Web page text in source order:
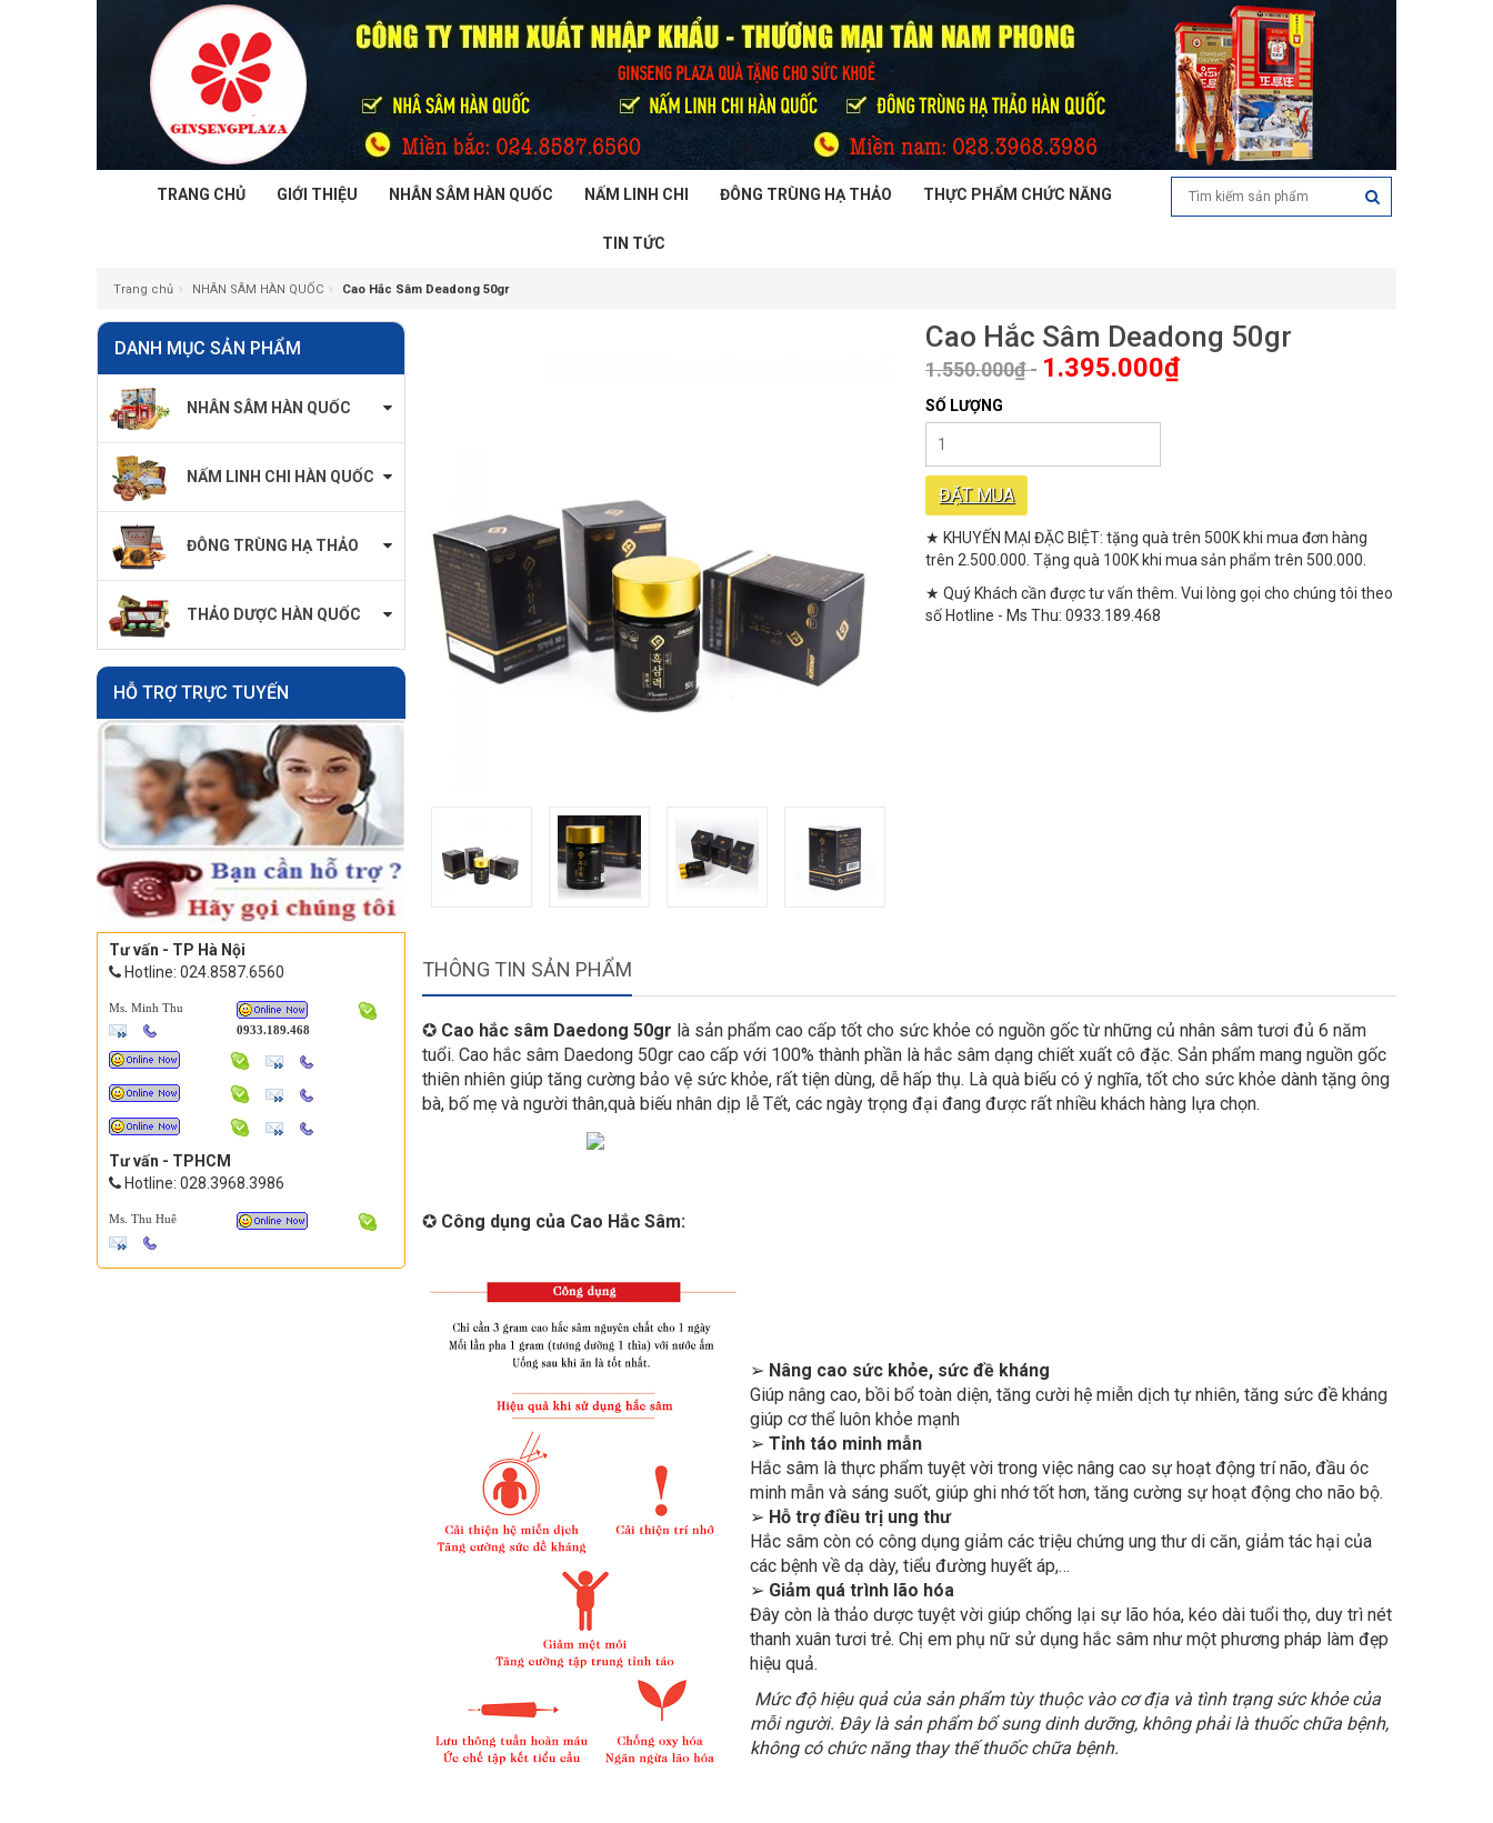
TRANG CHỦ GIỚI THIỆU NHÂN SÂM HÀN QUỐC NẤM LINH CHI ĐÔNG TRÙNG HẠ THẢO THỰC PHẨM CHỨC NĂNG
TIN TỨC
Trang chủ › NHÂN SÂM HÀN QUỐC › Cao Hắc Sâm Deadong 50gr
Cao Hắc Sâm Deadong 50gr
1.550.000₫- 1.395.000₫
SỐ LƯỢNG
ĐẶT MUA
★ KHUYẾN MẠI ĐẶC BIỆT: tặng quà trên 500K khi mua đơn hàng
trên 2.500.000. Tặng quà 100K khi mua sản phẩm trên 500.000.
★ Quý Khách cần được tư vấn thêm. Vui lòng gọi cho chúng tôi theo
số Hotline - Ms Thu: 0933.189.468
THÔNG TIN SẢN PHẨM
✪ Cao hắc sâm Daedong 50gr là sản phẩm cao cấp tốt cho sức khỏe có nguồn gốc từ những củ nhân sâm tươi đủ 6 năm
tuổi. Cao hắc sâm Daedong 50gr cao cấp với 100% thành phần là hắc sâm dạng chiết xuất cô đặc. Sản phẩm mang nguồn gốc
thiên nhiên giúp tăng cường bảo vệ sức khỏe, rất tiện dùng, dễ hấp thụ. Là quà biếu có ý nghĩa, tốt cho sức khỏe dành tặng ông
bà, bố mẹ và người thân,quà biếu nhân dịp lễ Tết, các ngày trọng đại đang được rất nhiều khách hàng lựa chọn.
✪ Công dụng của Cao Hắc Sâm:
➢ Nâng cao sức khỏe, sức đề kháng
Giúp nâng cao, bồi bổ toàn diện, tăng cười hệ miễn dịch tự nhiên, tăng sức đề kháng
giúp cơ thể luôn khỏe mạnh
➢ Tỉnh táo minh mẫn
Hắc sâm là thực phẩm tuyệt vời trong việc nâng cao sự hoạt động trí não, đầu óc
minh mẫn và sáng suốt, giúp ghi nhớ tốt hơn, tăng cường sự hoạt động cho não bộ.
➢ Hỗ trợ điều trị ung thư
Hắc sâm còn có công dụng giảm các triệu chứng ung thư di căn, giảm tác hại của
các bệnh về dạ dày, tiểu đường huyết áp,…
➢ Giảm quá trình lão hóa
Đây còn là thảo dược tuyệt vời giúp chống lại sự lão hóa, kéo dài tuổi thọ, duy trì nét
thanh xuân tươi trẻ. Chị em phụ nữ sử dụng hắc sâm như một phương pháp làm đẹp
hiệu quả.
Mức độ hiệu quả của sản phẩm tùy thuộc vào cơ địa và tình trạng sức khỏe của
mỗi người. Đây là sản phẩm bổ sung dinh dưỡng, không phải là thuốc chữa bệnh,
không có chức năng thay thế thuốc chữa bệnh.
DANH MỤC SẢN PHẨM
NHÂN SÂM HÀN QUỐC
NẤM LINH CHI HÀN QUỐC
ĐÔNG TRÙNG HẠ THẢO
THẢO DƯỢC HÀN QUỐC
HỖ TRỢ TRỰC TUYẾN
Tư vấn - TP Hà Nội
Hotline: 024.8587.6560
Ms. Minh Thu
0933.189.468
Tư vấn - TPHCM
Hotline: 028.3968.3986
Ms. Thu Huê